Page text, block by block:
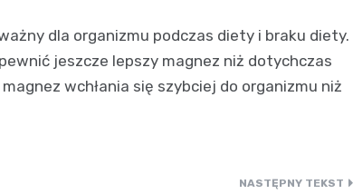
dla organizmu podczas diety i braku diety.
jeszcze lepszy magnez niż dotychczas
wchłania się szybciej do organizmu niż